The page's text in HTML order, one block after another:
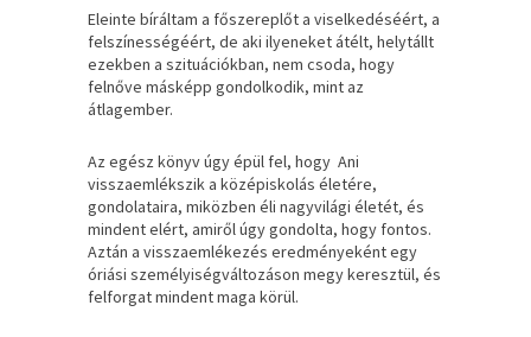
Eleinte bíráltam a főszereplőt a viselkedéséért, a
felszínességéért, de aki ilyeneket átélt, helytállt
ezekben a szituációkban, nem csoda, hogy
felnőve másképp gondolkodik, mint az
átlagember.
Az egész könyv úgy épül fel, hogy Ani
visszaemlékszik a középiskolás életére,
gondolataira, miközben éli nagyvilági életét, és
mindent elért, amiről úgy gondolta, hogy fontos.
Aztán a visszaemlékezés eredményeként egy
óriási személyiségváltozáson megy keresztül, és
felforgat mindent maga körül.